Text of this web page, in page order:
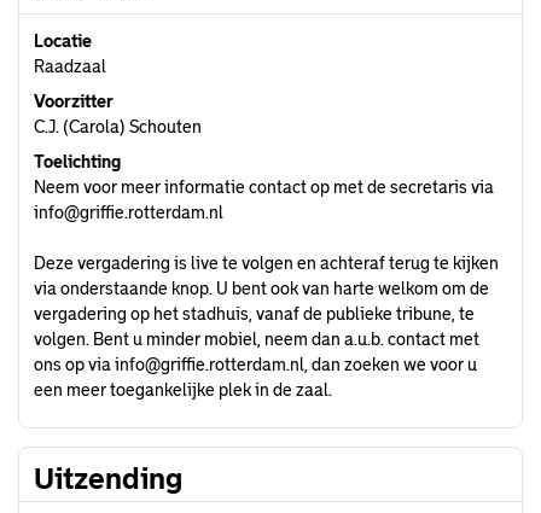
Locatie
Raadzaal
Voorzitter
C.J. (Carola) Schouten
Toelichting
Neem voor meer informatie contact op met de secretaris via
info@griffie.rotterdam.nl
Deze vergadering is live te volgen en achteraf terug te kijken
via onderstaande knop. U bent ook van harte welkom om de
vergadering op het stadhuis, vanaf de publieke tribune, te
volgen. Bent u minder mobiel, neem dan a.u.b. contact met
ons op via info@griffie.rotterdam.nl , dan zoeken we voor u
een meer toegankelijke plek in de zaal.
Uitzending